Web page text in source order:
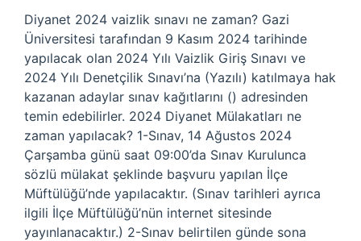
Diyanet 2024 vaizlik sınavı ne zaman? Gazi
Üniversitesi tarafından 9 Kasım 2024 tarihinde
yapılacak olan 2024 Yılı Vaizlik Giriş Sınavı ve
2024 Yılı Denetçilik Sınavı’na (Yazılı) katılmaya hak
kazanan adaylar sınav kağıtlarını () adresinden
temin edebilirler. 2024 Diyanet Mülakatları ne
zaman yapılacak? 1-Sınav, 14 Ağustos 2024
Çarşamba günü saat 09:00’da Sınav Kurulunca
sözlü mülakat şeklinde başvuru yapılan İlçe
Müftülüğü’nde yapılacaktır. (Sınav tarihleri ​​ayrıca
ilgili İlçe Müftülüğü’nün internet sitesinde
yayınlanacaktır.) 2-Sınav belirtilen günde sona